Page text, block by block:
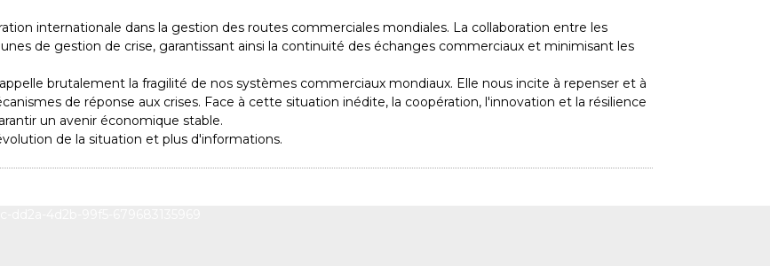
internationale dans la gestion des routes commerciales mondiales. La collaboration entre les
de gestion de crise, garantissant ainsi la continuité des échanges commerciaux et minimisant les
brutalement la fragilité de nos systèmes commerciaux mondiaux. Elle nous incite à repenser et à
de réponse aux crises. Face à cette situation inédite, la coopération, l'innovation et la résilience
un avenir économique stable.
de la situation et plus d'informations.